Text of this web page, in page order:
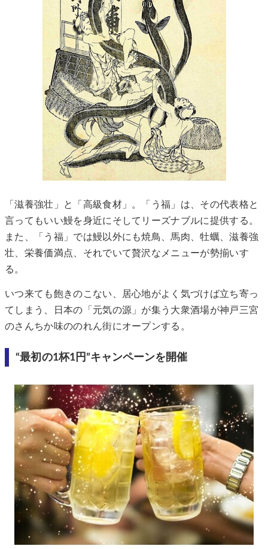
「滋養強壮」と「高級食材」。「う福」は、その代表格と
言ってもいい鰻を身近にそしてリーズナブルに提供する。
また、「う福」では鰻以外にも焼鳥、馬肉、牡蠣、滋養強
壮、栄養価満点、それでいて贅沢なメニューが勢揃いす
る。
いつ来ても飽きのこない、居心地がよく気づけば立ち寄っ
てしまう、日本の「元気の源」が集う大衆酒場が神戸三宮
のさんちか味ののれん街にオープンする。
“最初の1杯1円”キャンペーンを開催